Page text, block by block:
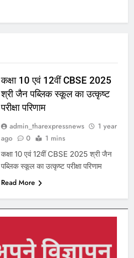
कक्षा 10 एवं 12वीं CBSE 2025
श्री जैन पब्लिक स्कूल का उत्कृष्ट
परीक्षा परिणाम
admin_tharexpressnews
1 year
ago
0 1 mins
कक्षा 10 एवं 12वीं CBSE 2025 श्री जैन
पब्लिक स्कूल का उत्कृष्ट परीक्षा परिणाम
Read More